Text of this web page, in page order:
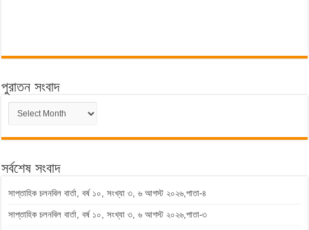
পুরাতন সংবাদ
পুরাতন
সংবাদ
সর্বশেষ সংবাদ
সাপ্তাহিক চলনবিল বার্তা, বর্ষ ১০, সংখ্যা ৩, ৬ আগস্ট ২০২৬,পাতা-৪
সাপ্তাহিক চলনবিল বার্তা, বর্ষ ১০, সংখ্যা ৩, ৬ আগস্ট ২০২৬,পাতা-৩